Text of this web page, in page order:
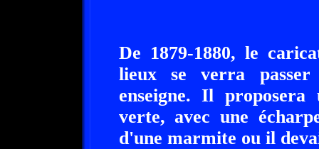
De 1879-1880, le
lieux se verra passer
enseigne. Il
verte, avec une
d'une marmite ou il